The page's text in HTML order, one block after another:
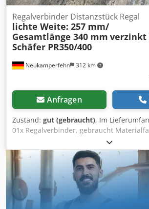
nach Kurs 4,2 EUR (Preise können sich
Schwankungen ändern)
Neukamperfehn 312 km
Regalverbinder Distanzstück Regal
lichte Weite: 257 mm/
Gesamtlänge 340 mm verzinkt
Schäfer PR350/400
Anfragen
Zustand: gut (gebraucht), Im
01x Regalverbinder, gebraucht
Hersteller: SSI Schäfer Typ: PR350/400
340 mm Cjdpoir U Trjfx Alnsrf Lichte
ca. 257 mm Lochdurchmesser: ca. 25 x
ca. U 80 x 50 mm Gewicht/ Stck.: ca. 1,52